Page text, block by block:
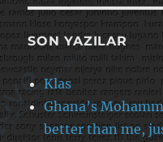
SON YAZILAR
Klas
Ghana’s
better than me,